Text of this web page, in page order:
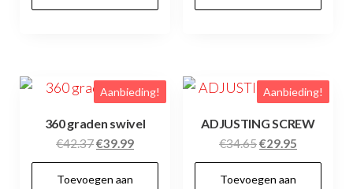
Aanbieding!
360 graden swivel
€42.37Oorspronkelijke
prijs
was:
€39.99Huidige
prijs
Toevoegen aan
Aanbieding!
ADJUSTING SCREW
€34.65Oorspronkelijke
prijs
was:
€29.95Huidige
prijs
Toevoegen aan